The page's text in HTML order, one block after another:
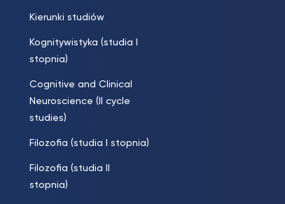
Kierunki studiów
Kognitywistyka (studia I
stopnia)
Cognitive and Clinical
Neuroscience (II cycle
studies)
Filozofia (studia I stopnia)
Filozofia (studia II
stopnia)